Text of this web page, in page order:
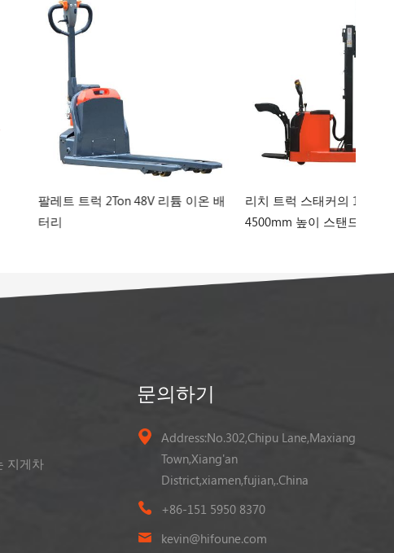
럭 2Ton 48V 리튬 이온 배
리치 트럭 스태커의 1.5ton
4500mm 높이 스탠드
지게차
문의하기
Address:No.302,Chipu Lane,Maxiang
Town,Xiang'an
District,xiamen,fujian,.China
+86-151 5950 8370
kevin@hifoune.com